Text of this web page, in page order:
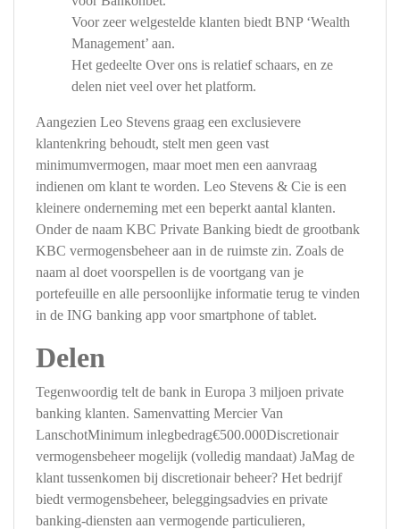
Voor zeer welgestelde klanten biedt BNP ‘Wealth
Management’ aan.
Het gedeelte Over ons is relatief schaars, en ze
delen niet veel over het platform.
Aangezien Leo Stevens graag een exclusievere
klantenkring behoudt, stelt men geen vast
minimumvermogen, maar moet men een aanvraag
indienen om klant te worden. Leo Stevens & Cie is een
kleinere onderneming met een beperkt aantal klanten.
Onder de naam KBC Private Banking biedt de grootbank
KBC vermogensbeheer aan in de ruimste zin. Zoals de
naam al doet voorspellen is de voortgang van je
portefeuille en alle persoonlijke informatie terug te vinden
in de ING banking app voor smartphone of tablet.
Delen
Tegenwoordig telt de bank in Europa 3 miljoen private
banking klanten. Samenvatting Mercier Van
LanschotMinimum inlegbedrag€500.000Discretionair
vermogensbeheer mogelijk (volledig mandaat) JaMag de
klant tussenkomen bij discretionair beheer? Het bedrijf
biedt vermogensbeheer, beleggingsadvies en private
banking-diensten aan vermogende particulieren,